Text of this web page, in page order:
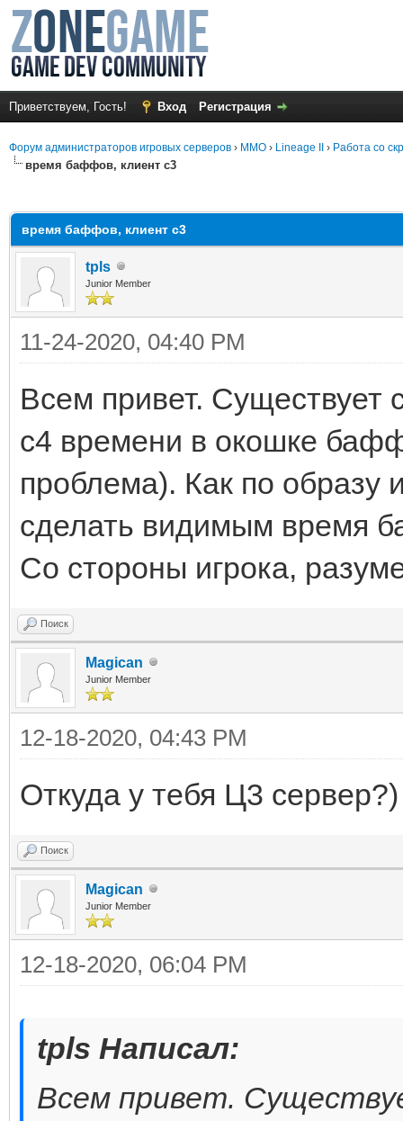
Приветствуем, Гость! Вход Регистрация
Форум администраторов игровых серверов › MMO › Lineage II › Работа со
время баффов, клиент с3
время баффов, клиент с3
tpls
Junior Member
11-24-2020, 04:40 PM
Всем привет. Существует
с4 времени в окошке
проблема). Как по
сделать видимым время
Со стороны игрока,
Поиск
Magican
Junior Member
12-18-2020, 04:43 PM
Откуда у тебя Ц3 сервер?)
Поиск
Magican
Junior Member
12-18-2020, 06:04 PM
tpls Написал:
Всем привет.